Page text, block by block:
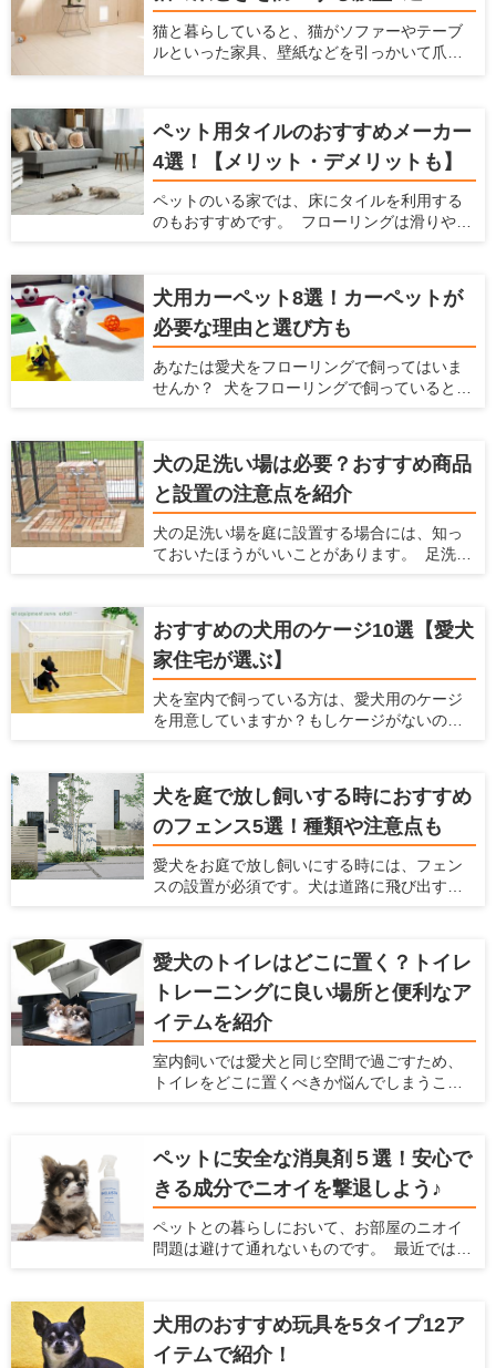
品を紹介するとともに、ペット用ドアの知ら
れざるメリット、ペット用ドアの種類を紹介
します。
合わせて選ぶ必要があります。 ここでは、
ペットと快適に使えるソファの選び方、お手
入れ方法、おすすめのソファブランドをご紹
猫と暮らしていると、猫がソファーやテーブ
ルといった家具、壁紙などを引っかいて爪と
の爪とぎを防止する方法や爪とぎ防止に役立
つ腰壁をご紹介します。愛猫の爪とぎ対策を
立てるときの参考にしてみてください。
ペット用タイルのおすすめメーカー
4選！【メリット・デメリットも】
ペットのいる家では、床にタイルを利用する
のもおすすめです。 フローリングは滑りやす
いったデメリットを防げます。 ここでは、
ペットを飼っている家にとってタイルにどの
ようなメリットやデメリットがあるか、どん
なタイルを選べばいいかを解説するととも
に、おすすめのタイルを紹介します。 ペット
を飼っていて、床をタイルにするか検討して
犬用カーペット8選！カーペットが
必要な理由と選び方も
あなたは愛犬をフローリングで飼ってはいま
せんか？ 犬をフローリングで飼っていると、
の足音、フローリングに染みつく臭いなどで
す。こういった悩みを解消するには、カー
ペットを敷くことをおすすめします。 ここで
は犬を飼う場合の家でのカーペットの魅力を
紹介するとともに、愛犬と暮らしやすい家を
提案している愛犬家住宅だからこその視点
る人はぜひ参考にしてくださいね！
犬の足洗い場は必要？おすすめ商品
と設置の注意点を紹介
犬の足洗い場を庭に設置する場合には、知っ
ておいたほうがいいことがあります。 足洗い
て便利です。しかし、足洗い場はただ設置す
るだけだと後々不都合が起こったり、それが
原因で使わなくなったりします。 ここでは、
犬と暮らすための住宅の情報を提供している
愛犬家住宅ならではの視点で、足洗い場に必
要な設備や注意点、おすすめの足洗い場など
おすすめの犬用のケージ10選【愛犬
家住宅が選ぶ】
犬を室内で飼っている方は、愛犬用のケージ
を用意していますか？もしケージがないので
えていたら、犬にとってはとてもマイナスに
なっているかもしれませんよ。 ここでは、犬
にとってケージが大事な理由とケージの種類
や選び方、おすすめの犬用ケージを紹介しよ
うと思います。これまでにたくさんの愛犬家
を見てきた「愛犬家住宅」の視点で、犬用の
犬を庭で放し飼いする時におすすめ
のフェンス5選！種類や注意点も
愛犬をお庭で放し飼いにする時には、フェン
スの設置が必須です。犬は道路に飛び出すこ
したフェンスを設置することで、犬が車にひ
かれることを防げますし、通行人への迷惑も
防げます。 ただ、庭で放し飼いをする時には
どんなフェンスを選べばいいか、どんなポイ
ントに注意すればいいかなどわからないと思
います。ここでは、犬を庭で放し飼いすると
きにおすすめのフェンスを紹介するととも
に、放し飼いするときに気をつけるべきこと
愛犬のトイレはどこに置く？トイレ
トレーニングに良い場所と便利なア
イテムを紹介
室内飼いでは愛犬と同じ空間で過ごすため、
トイレをどこに置くべきか悩んでしまうこと
犬も飼い主もストレスを感じにくい場所はあ
るのでしょうか。 自宅の間取りや掃除のしや
すさを考慮しつつ、トイレ関連のアイテムや
トイレの置き方を工夫すれば、ベストな場所
が見つかるはずです。この記事では、愛犬が
好むトイレの条件とおすすめの場所、トイレ
ペットに安全な消臭剤５選！安心で
きる成分でニオイを撃退しよう♪
ペットとの暮らしにおいて、お部屋のニオイ
問題は避けて通れないものです。 最近ではさ
全かどうか」で選びたいですよね。 今回は
「ペットがいるご家庭でも安心して使える消
臭剤」を5つご紹介します。
犬用のおすすめ玩具を5タイプ12ア
イテムで紹介！